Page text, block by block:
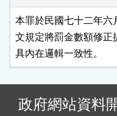
本罪於民國七十二年六
文規定將罰金數額修正
具內在邏輯一致性。
政府網站資料